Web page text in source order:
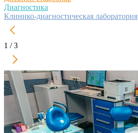
Диагностика
Клинико-диагностическая лаборатория
1 / 3